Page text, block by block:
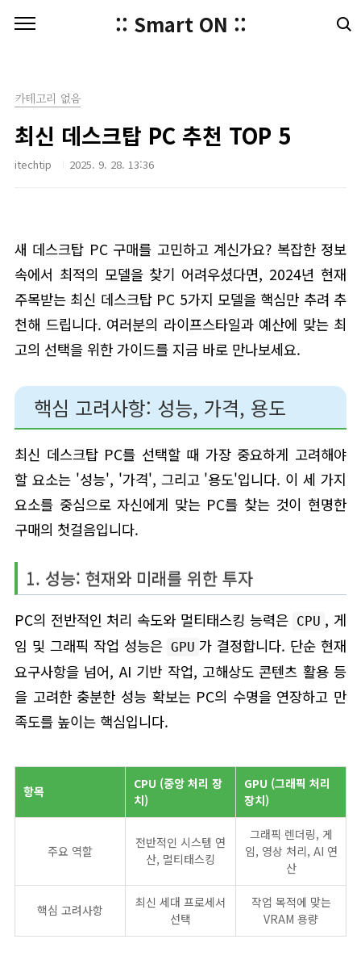
:: Smart ON ::
카테고리 없음
최신 데스크탑 PC 추천 TOP 5
itechtip 2025. 9. 28. 13:36
새 데스크탑 PC 구매를 고민하고 계신가요? 복잡한 정보
속에서 최적의 모델을 찾기 어려우셨다면, 2024년 현재
주목받는 최신 데스크탑 PC 5가지 모델을 핵심만 추려 추
천해 드립니다. 여러분의 라이프스타일과 예산에 맞는 최
고의 선택을 위한 가이드를 지금 바로 만나보세요.
핵심 고려사항: 성능, 가격, 용도
최신 데스크탑 PC를 선택할 때 가장 중요하게 고려해야
할 요소는 '성능', '가격', 그리고 '용도'입니다. 이 세 가지
요소를 중심으로 자신에게 맞는 PC를 찾는 것이 현명한
구매의 첫걸음입니다.
1. 성능: 현재와 미래를 위한 투자
PC의 전반적인 처리 속도와 멀티태스킹 능력은 CPU , 게
임 및 그래픽 작업 성능은 GPU 가 결정합니다. 단순 현재
요구사항을 넘어, AI 기반 작업, 고해상도 콘텐츠 활용 등
을 고려한 충분한 성능 확보는 PC의 수명을 연장하고 만
족도를 높이는 핵심입니다.
항목
CPU (중앙 처리 장
치)
GPU (그래픽 처리
장치)
주요 역할
전반적인 시스템 연
산, 멀티태스킹
그래픽 렌더링, 게
임, 영상 처리, AI 연
산
핵심 고려사항
최신 세대 프로세서
선택
작업 목적에 맞는
VRAM 용량